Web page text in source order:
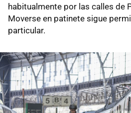
habitualmente por las calles de
Moverse en patinete sigue
particular.